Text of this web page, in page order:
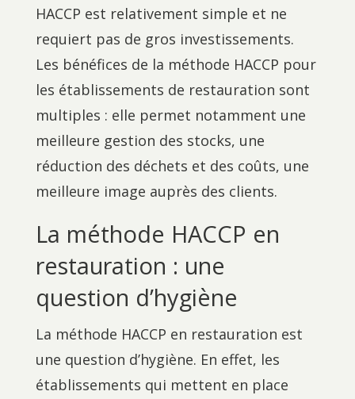
HACCP est relativement simple et ne
requiert pas de gros investissements.
Les bénéfices de la méthode HACCP pour
les établissements de restauration sont
multiples : elle permet notamment une
meilleure gestion des stocks, une
réduction des déchets et des coûts, une
meilleure image auprès des clients.
La méthode HACCP en
restauration : une
question d’hygiène
La méthode HACCP en restauration est
une question d’hygiène. En effet, les
établissements qui mettent en place